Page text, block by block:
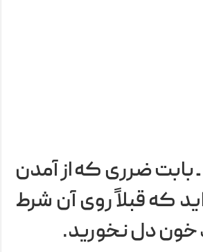
بابت ضرری که از آمدن
که قبلاً روی آن شرط
خون دل نخورید.